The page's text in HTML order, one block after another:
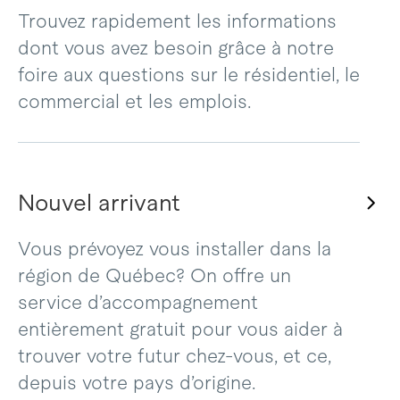
Trouvez rapidement les informations
dont vous avez besoin grâce à notre
foire aux questions sur le résidentiel, le
commercial et les emplois.
Nouvel arrivant
Vous prévoyez vous installer dans la
région de Québec? On offre un
service d’accompagnement
entièrement gratuit pour vous aider à
trouver votre futur chez-vous, et ce,
depuis votre pays d’origine.